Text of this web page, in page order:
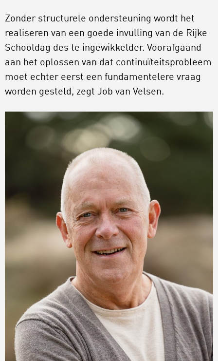
Zonder structurele ondersteuning wordt het
realiseren van een goede invulling van de Rijke
Schooldag des te ingewikkelder. Voorafgaand
aan het oplossen van dat continuïteitsprobleem
moet echter eerst een fundamentelere vraag
worden gesteld, zegt Job van Velsen.